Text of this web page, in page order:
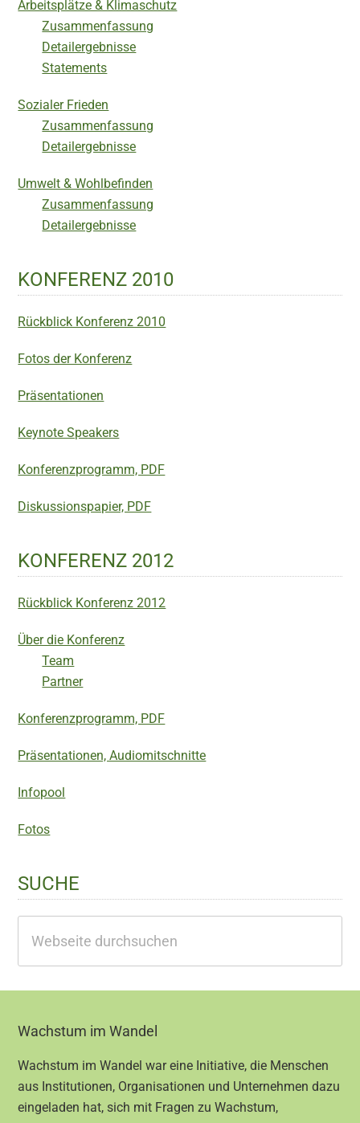
Arbeitsplätze & Klimaschutz
Zusammenfassung
Detailergebnisse
Statements
Sozialer Frieden
Zusammenfassung
Detailergebnisse
Umwelt & Wohlbefinden
Zusammenfassung
Detailergebnisse
KONFERENZ 2010
Rückblick Konferenz 2010
Fotos der Konferenz
Präsentationen
Keynote Speakers
Konferenzprogramm, PDF
Diskussionspapier, PDF
KONFERENZ 2012
Rückblick Konferenz 2012
Über die Konferenz
Team
Partner
Konferenzprogramm, PDF
Präsentationen, Audiomitschnitte
Infopool
Fotos
SUCHE
durchsuchen
Footer
Wachstum im Wandel
Wachstum im Wandel war eine Initiative, die Menschen
aus Institutionen, Organisationen und Unternehmen dazu
eingeladen hat, sich mit Fragen zu Wachstum,